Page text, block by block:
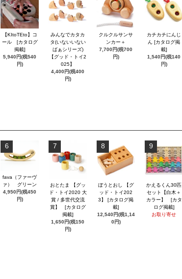
【KItoTEto】コ
ール [カタログ
掲載]
5,940円(税540
円)
みんなでカタカ
タ(いないいない
ばぁシリーズ)
【グッド・トイ2
025】
4,400円(税400
円)
クルクルサンサ
ンカー＋
7,700円(税700
円)
カチカチにんじ
ん [カタログ掲
載]
1,540円(税140
円)
6
fava（ファーヴ
ァ） グリーン
4,950円(税450
円)
7
おとたま 【グッ
ド・トイ2020 大
賞 / 多世代交流
賞】 [カタログ
掲載]
1,650円(税150
円)
8
ぼうとおし 【グ
ッド・トイ202
3】 [カタログ掲
載]
12,540円(税1,14
0円)
9
かえるくん30匹
セット【白木＋
カラー】 [カタ
ログ掲載]
お取り寄せ